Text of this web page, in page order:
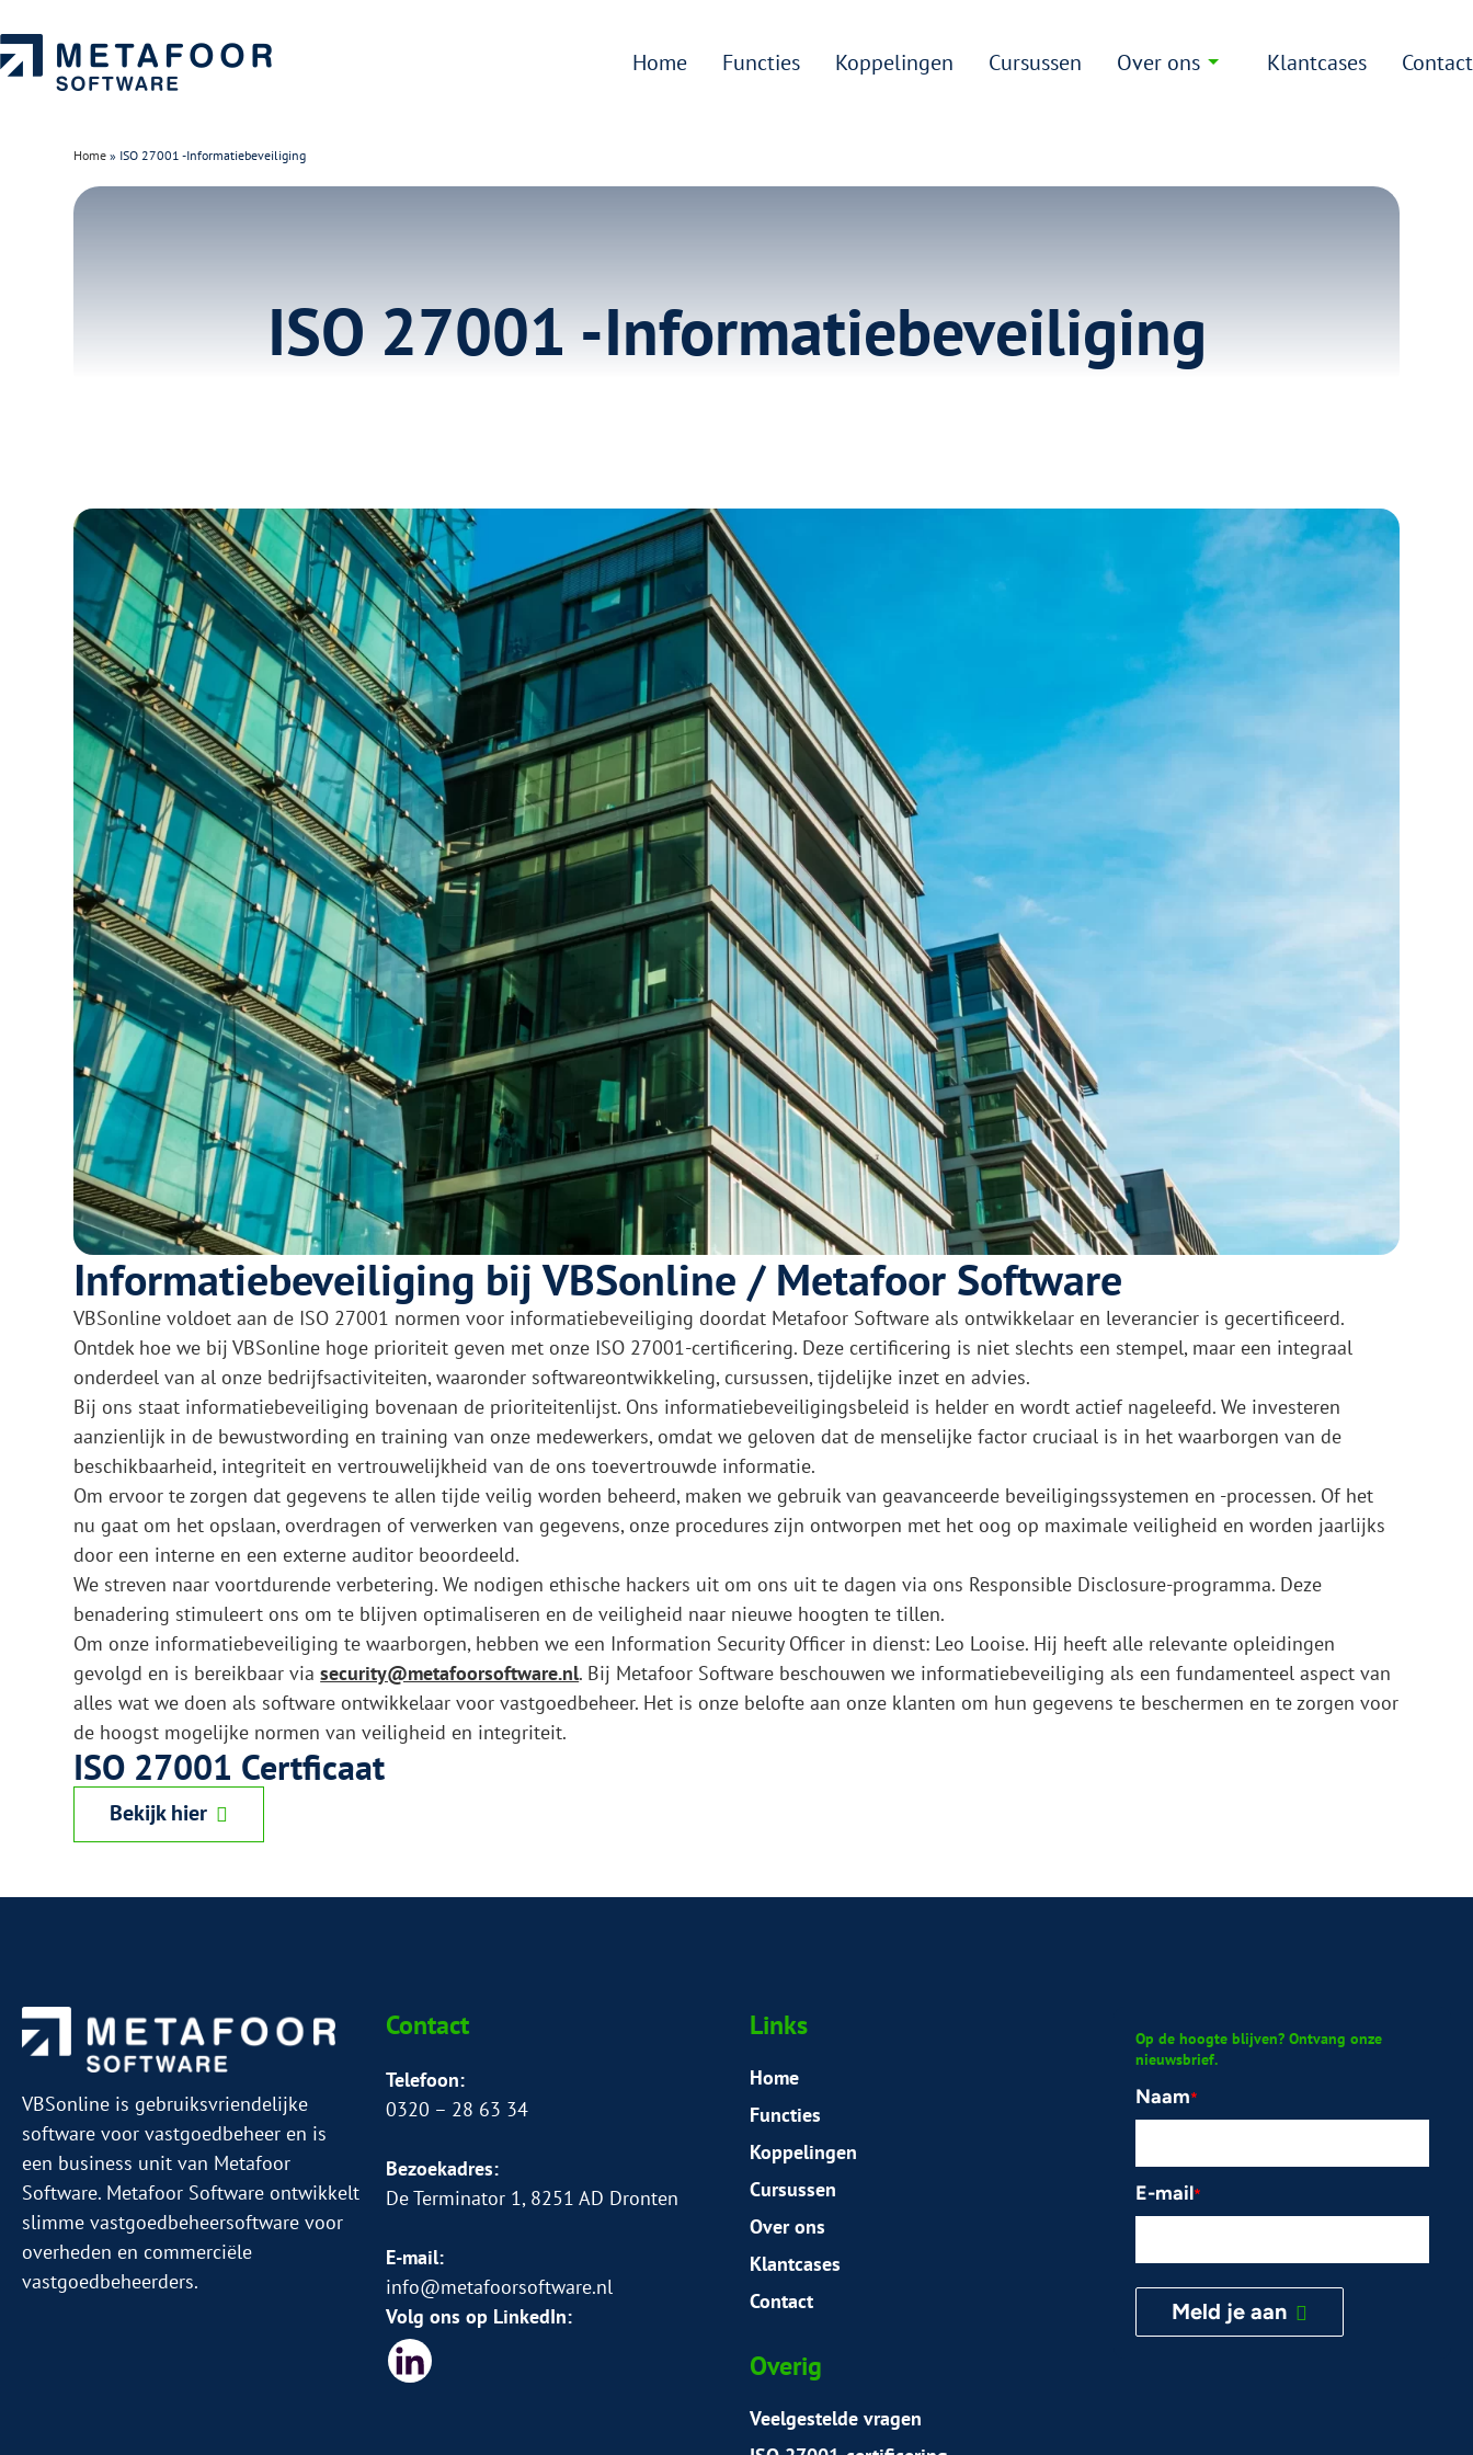
naar
de
Home Functies Koppelingen Cursussen Over ons Klantcases Contact
Home » ISO 27001 -Informatiebeveiliging
ISO 27001 -Informatiebeveiliging
Informatiebeveiliging bij VBSonline / Metafoor Software
VBSonline voldoet aan de ISO 27001 normen voor informatiebeveiliging doordat Metafoor Software als ontwikkelaar en leverancier is gecertificeerd.
Ontdek hoe we bij VBSonline hoge prioriteit geven met onze ISO 27001-certificering. Deze certificering is niet slechts een stempel, maar een integraal
onderdeel van al onze bedrijfsactiviteiten, waaronder softwareontwikkeling, cursussen, tijdelijke inzet en advies.
Bij ons staat informatiebeveiliging bovenaan de prioriteitenlijst. Ons informatiebeveiligingsbeleid is helder en wordt actief nageleefd. We investeren
aanzienlijk in de bewustwording en training van onze medewerkers, omdat we geloven dat de menselijke factor cruciaal is in het waarborgen van de
beschikbaarheid, integriteit en vertrouwelijkheid van de ons toevertrouwde informatie.
Om ervoor te zorgen dat gegevens te allen tijde veilig worden beheerd, maken we gebruik van geavanceerde beveiligingssystemen en -processen. Of het
nu gaat om het opslaan, overdragen of verwerken van gegevens, onze procedures zijn ontworpen met het oog op maximale veiligheid en worden jaarlijks
door een interne en een externe auditor beoordeeld.
We streven naar voortdurende verbetering. We nodigen ethische hackers uit om ons uit te dagen via ons Responsible Disclosure-programma. Deze
benadering stimuleert ons om te blijven optimaliseren en de veiligheid naar nieuwe hoogten te tillen.
Om onze informatiebeveiliging te waarborgen, hebben we een Information Security Officer in dienst: Leo Looise. Hij heeft alle relevante opleidingen
gevolgd en is bereikbaar viasecurity@metafoorsoftware.nl. Bij Metafoor Software beschouwen we informatiebeveiliging als een fundamenteel aspect van
alles wat we doen als software ontwikkelaar voor vastgoedbeheer. Het is onze belofte aan onze klanten om hun gegevens te beschermen en te zorgen voor
de hoogst mogelijke normen van veiligheid en integriteit.
ISO 27001​ Certficaat
Bekijk hier
VBSonline is gebruiksvriendelijke
software voor vastgoedbeheer en is
een business unit van Metafoor
Software. Metafoor Software ontwikkelt
slimme vastgoedbeheersoftware voor
overheden en commerciële
vastgoedbeheerders.
Contact
Telefoon:
0320 – 28 63 34
Bezoekadres:
De Terminator 1, 8251 AD Dronten
E-mail:
info@metafoorsoftware.nl
Volg ons op LinkedIn:
Links
Home
Functies
Koppelingen
Cursussen
Over ons
Klantcases
Contact
Overig
Veelgestelde vragen
Op de hoogte blijven? Ontvang onze
nieuwsbrief.
Naam*
E-mail*
Meld je aan